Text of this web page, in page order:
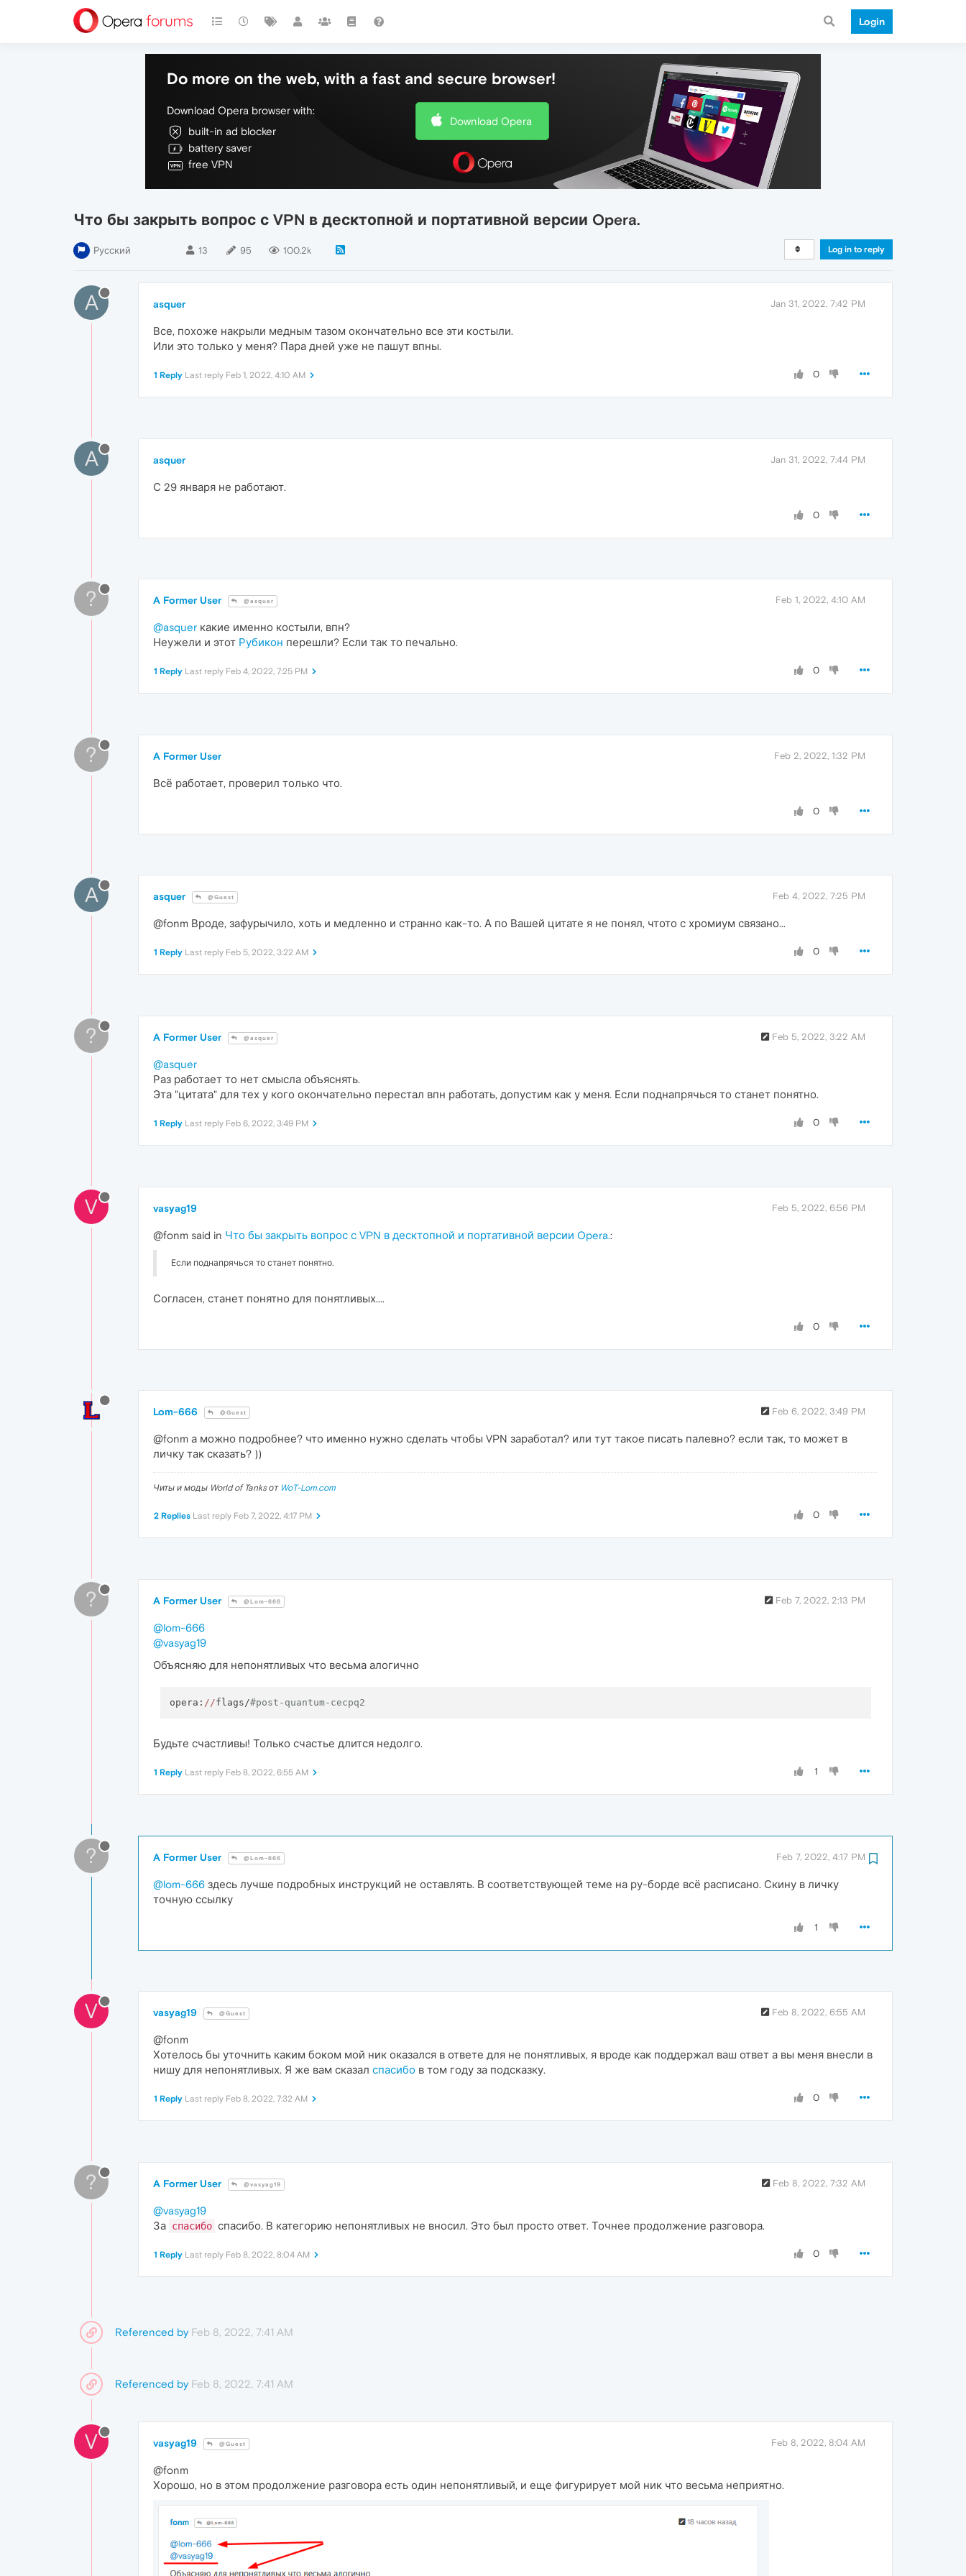
Login
Do more on the web, with a fast and secure browser!
Download Opera browser with:
built-in ad blocker
battery saver
free VPN
Download Opera
Что бы закрыть вопрос с VPN в десктопной и портативной версии Opera.
Русский 13 95 100.2k Log in to reply
A asquer Jan 31, 2022, 7:42 PM
Все, похоже накрыли медным тазом окончательно все эти костыли.
Или это только у меня? Пара дней уже не пашут впны.
0
1 Reply Last reply Feb 1, 2022, 4:10 AM
A asquer Jan 31, 2022, 7:44 PM
С 29 января не работают.
0
? A Former User @asquer Feb 1, 2022, 4:10 AM
@asquer какие именно костыли, впн?
Неужели и этот Рубикон перешли? Если так то печально.
0
1 Reply Last reply Feb 4, 2022, 7:25 PM
? A Former User Feb 2, 2022, 1:32 PM
Всё работает, проверил только что.
0
A asquer @Guest Feb 4, 2022, 7:25 PM
@fonm Вроде, зафурычило, хоть и медленно и странно как-то. А по Вашей цитате я не понял, чтото с хромиум связано...
0
1 Reply Last reply Feb 5, 2022, 3:22 AM
? A Former User @asquer Feb 5, 2022, 3:22 AM
@asquer
Раз работает то нет смысла объяснять.
Эта "цитата" для тех у кого окончательно перестал впн работать, допустим как у меня. Если поднапрячься то станет понятно.
0
1 Reply Last reply Feb 6, 2022, 3:49 PM
V vasyag19 Feb 5, 2022, 6:56 PM
@fonm said in Что бы закрыть вопрос с VPN в десктопной и портативной версии Opera.:
Если поднапрячься то станет понятно.
Согласен, станет понятно для понятливых....
0
Lom-666 @Guest Feb 6, 2022, 3:49 PM
@fonm а можно подробнее? что именно нужно сделать чтобы VPN заработал? или тут такое писать палевно? если так, то может в
личку так сказать? ))
Читы и моды World of Tanks от WoT-Lom.com
0
2 Replies Last reply Feb 7, 2022, 4:17 PM
? A Former User @Lom-666 Feb 7, 2022, 2:13 PM
@lom-666
@vasyag19
Объясняю для непонятливых что весьма алогично
opera: //flags/#post-quantum-cecpq2
Будьте счастливы! Только счастье длится недолго.
1
1 Reply Last reply Feb 8, 2022, 6:55 AM
? A Former User @Lom-666 Feb 7, 2022, 4:17 PM
@lom-666 здесь лучше подробных инструкций не оставлять. В соответствующей теме на ру-борде всё расписано. Скину в личку
точную ссылку
1
V vasyag19 @Guest Feb 8, 2022, 6:55 AM
@fonm
Хотелось бы уточнить каким боком мой ник оказался в ответе для не понятливых, я вроде как поддержал ваш ответ а вы меня внесли в
нишу для непонятливых. Я же вам сказал спасибо в том году за подсказку.
0
1 Reply Last reply Feb 8, 2022, 7:32 AM
? A Former User @vasyag19 Feb 8, 2022, 7:32 AM
@vasyag19
За спасибо спасибо. В категорию непонятливых не вносил. Это был просто ответ. Точнее продолжение разговора.
0
1 Reply Last reply Feb 8, 2022, 8:04 AM
Referenced by Feb 8, 2022, 7:41 AM
Referenced by Feb 8, 2022, 7:41 AM
V vasyag19 @Guest Feb 8, 2022, 8:04 AM
@fonm
Хорошо, но в этом продолжение разговора есть один непонятливый, и еще фигурирует мой ник что весьма неприятно.